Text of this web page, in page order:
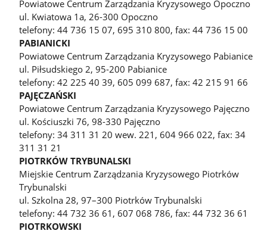
Powiatowe Centrum Zarządzania Kryzysowego Opoczno
ul. Kwiatowa 1a, 26-300 Opoczno
telefony: 44 736 15 07, 695 310 800, fax: 44 736 15 00
PABIANICKI
Powiatowe Centrum Zarządzania Kryzysowego Pabianice
ul. Piłsudskiego 2, 95-200 Pabianice
telefony: 42 225 40 39, 605 099 687, fax: 42 215 91 66
PAJĘCZAŃSKI
Powiatowe Centrum Zarządzania Kryzysowego Pajęczno
ul. Kościuszki 76, 98-330 Pajęczno
telefony: 34 311 31 20 wew. 221, 604 966 022, fax: 34
311 31 21
PIOTRKÓW TRYBUNALSKI
Miejskie Centrum Zarządzania Kryzysowego Piotrków
Trybunalski
ul. Szkolna 28, 97–300 Piotrków Trybunalski
telefony: 44 732 36 61, 607 068 786, fax: 44 732 36 61
PIOTRKOWSKI